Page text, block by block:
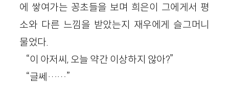
에 쌓여가는 꽁초들을 보며 희은이 그에게서 평
소와 다른 느낌을 받았는지 재우에게 슬그머니
물었다.
“이 아저씨, 오늘 약간 이상하지 않아?”
“글쎄……”